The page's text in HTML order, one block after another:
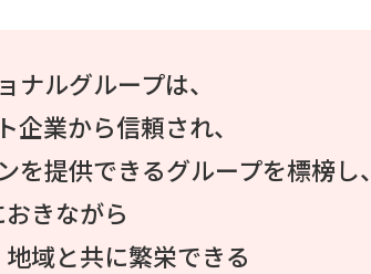
ナルグループは、
業から信頼され、
を提供できるグループを標榜し
きながら
域と共に繁栄できる